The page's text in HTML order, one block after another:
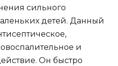
сильного
детей. Данный
и
Он быстро